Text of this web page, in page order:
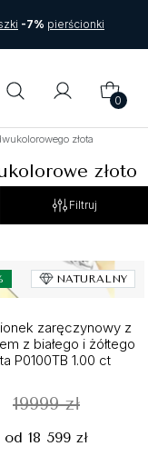
-7% pierścionki
0
złota
złoto
Filtruj
NATURALNY
zaręczynowy z
z białego i żółtego
P0100TB 1.00 ct
19999 zł
od 18 599 zł